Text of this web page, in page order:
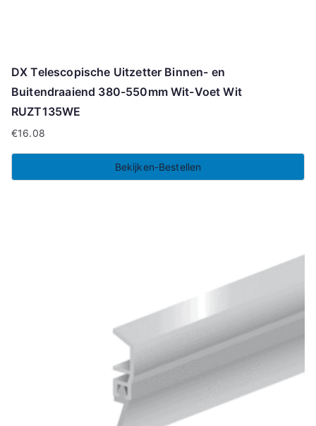
DX Telescopische Uitzetter Binnen- en
Buitendraaiend 380-550mm Wit-Voet Wit
RUZT135WE
€16.08
Bekijken-Bestellen